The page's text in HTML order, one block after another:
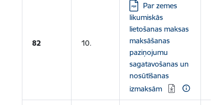
82 10.
Lejupielādēt:
Par zemes
likumiskās
lietošanas maksas
maksāšanas
paziņojumu
sagatavošanas un
nosūtīšanas
izmaksām